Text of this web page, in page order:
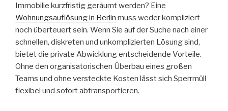
Immobilie kurzfristig geräumt werden? Eine
Wohnungsauflösung in Berlin muss weder kompliziert
noch überteuert sein. Wenn Sie auf der Suche nach einer
schnellen, diskreten und unkomplizierten Lösung sind,
bietet die private Abwicklung entscheidende Vorteile.
Ohne den organisatorischen Überbau eines großen
Teams und ohne versteckte Kosten lässt sich Sperrmüll
flexibel und sofort abtransportieren.